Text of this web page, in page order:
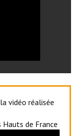
vidéo réalisée
Hauts de France